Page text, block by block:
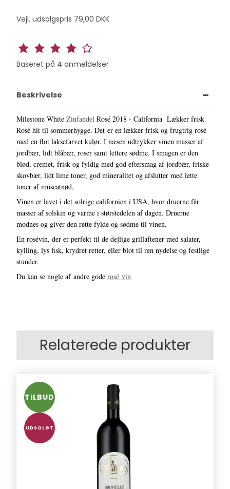
Vejl. udsalgspris 79,00 DKK
Baseret på 4 anmeldelser
Beskrivelse
Milestone WhiteZinfandel Rosé 2018 - California Lækker frisk
Rosé hit til sommerhygge. Det er en lækker frisk og frugtrig rosé
med en flot laksefarvet kulør. I næsen udtrykker vinen masser af
jordbær, lidt blåbær, roser samt lettere sødme. I smagen er den
blød, cremet, frisk og fyldig med god eftersmag af jordbær, friske
skovbær, lidt lime toner, god mineralitet og afslutter med lette
toner af muscatnød,
Vinen er lavet i det solrige californien i USA, hvor druerne får
masser af solskin og varme i størstedelen af dagen. Druerne
modnes og giver den rette fylde og sødme til vinen.
En rosévin, der er perfekt til de dejlige grillaftener med salater,
kylling, lys fisk, krydret retter, eller blot til ren nydelse og festlige
stunder.
Du kan se nogle af andre goderosé vin
Relaterede produkter
TILBUD
UDSOLGT